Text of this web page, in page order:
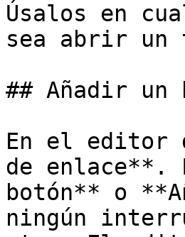
Úsalos en
sea abrir un
## Añadir un
En el editor
de enlace**.
botón** o
ningún